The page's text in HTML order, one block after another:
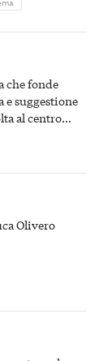
che fonde
suggestione
al centro
astigiano
Olivero